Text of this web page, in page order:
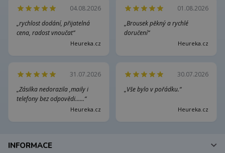
04.08.2026
„rychlost dodání, přijatelná
cena, radost vnoučat“
Heureka.cz
01.08.2026
„Brousek pěkný a rychlé
doručení“
Heureka.cz
31.07.2026
„Zásilka nedorazila ,maily i
telefony bez odpovědi......“
Heureka.cz
30.07.2026
„Vše bylo v pořádku.“
Heureka.cz
INFORMACE